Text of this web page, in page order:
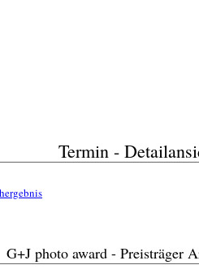
Termin -
G+J photo award - Preisträger